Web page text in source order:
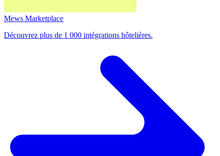
Mews Marketplace
Découvrez plus de 1 000 intégrations hôtelières.